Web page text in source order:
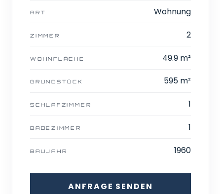
ART Wohnung
ZIMMER 2
WOHNFLÄCHE 49.9 m²
GRUNDSTÜCK 595 m²
SCHLAFZIMMER 1
BADEZIMMER 1
BAUJAHR 1960
ANFRAGE SENDEN